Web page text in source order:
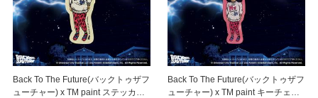
Back To The Future(バックトゥザフ
ューチャー) x TM paint ステッカー
Back To The Future(バックトゥザフ
ューチャー) x TM paint キーチェー